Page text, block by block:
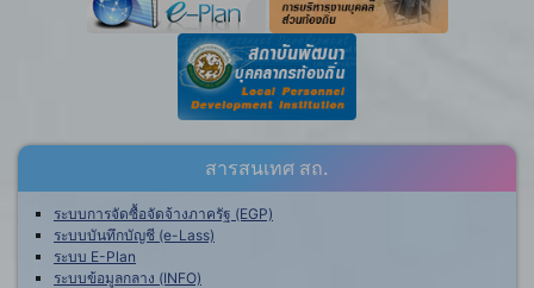
สารสนเทศ สถ.
ระบบการจัดซื้อจัดจ้างภาครัฐ (EGP)
ระบบบันทึกบัญชี (e-Lass)
ระบบ E-Plan
ระบบข้อมูลกลาง (INFO)